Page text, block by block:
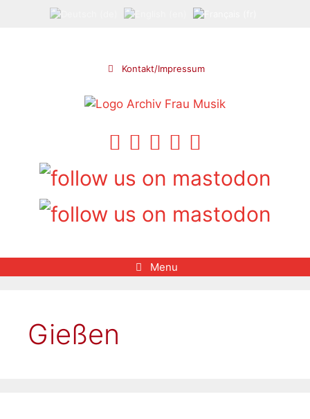
Kontakt/Impressum
Menu
Gießen